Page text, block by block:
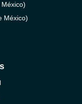
México)